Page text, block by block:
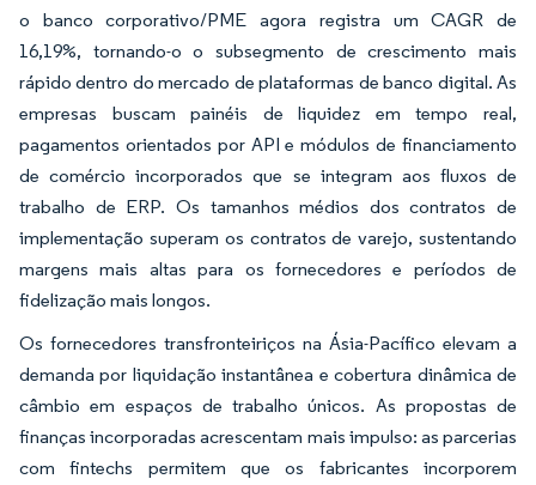
o banco corporativo/PME agora registra um CAGR de
16,19%, tornando-o o subsegmento de crescimento mais
rápido dentro do mercado de plataformas de banco digital. As
empresas buscam painéis de liquidez em tempo real,
pagamentos orientados por API e módulos de financiamento
de comércio incorporados que se integram aos fluxos de
trabalho de ERP. Os tamanhos médios dos contratos de
implementação superam os contratos de varejo, sustentando
margens mais altas para os fornecedores e períodos de
fidelização mais longos.
Os fornecedores transfronteiriços na Ásia-Pacífico elevam a
demanda por liquidação instantânea e cobertura dinâmica de
câmbio em espaços de trabalho únicos. As propostas de
finanças incorporadas acrescentam mais impulso: as parcerias
com fintechs permitem que os fabricantes incorporem